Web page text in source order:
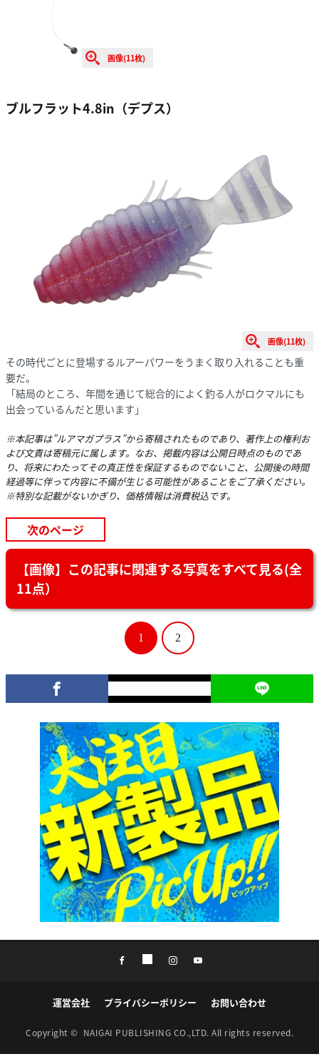
画像(11枚)
ブルフラット4.8in（デプス）
画像(11枚)
その時代ごとに登場するルアーパワーをうまく取り入れることも重
要だ。
「結局のところ、年間を通じて総合的によく釣る人がロクマルにも
出会っているんだと思います」
※本記事は”ルアマガプラス”から寄稿されたものであり、著作上の権利お
よび文責は寄稿元に属します。なお、掲載内容は公開日時点のものであ
り、将来にわたってその真正性を保証するものでないこと、公開後の時間
経過等に伴って内容に不備が生じる可能性があることをご了承ください。
※特別な記載がないかぎり、価格情報は消費税込です。
次のページ
【画像】この記事に関連する写真をすべて見る(全
11点）
1 2
運営会社 プライバシーポリシー お問い合わせ
Copyright © NAIGAI PUBLISHING CO.,LTD. All rights reserved.